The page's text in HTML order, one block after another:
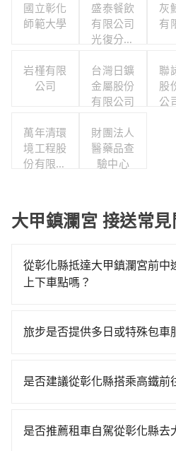
國立彰化
師範大學
盛泰餐飲
有限公司
光復分公
灰
有
岩槿有限
公司
台灣日鑛
金屬股份
有限公司
聯
股
公
萬年清環
境工程股
份有限公
財團法人
醫藥品查
驗中心
大甲鎮瀾宮 接送常
從彰化縣抵達大甲鎮瀾宮前中
上下車點嗎？
前往大甲鎮瀾宮的途中可備註
取額外費用是必要的補償。
旅步是否提供多日或特殊包車
專人回覆您。
是否建議從彰化縣搭乘高鐵前
費時、轉車麻煩，且難叫計程
是否推薦租車自駕從彰化縣去